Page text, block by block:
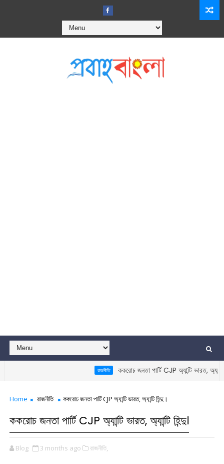
ককরোচ জনতা পার্টি CJP অ্যান্টি ভারত, অ্যান্টি হিন্দু।
Home রাজনীতি ককরোচ জনতা পার্টি CJP অ্যান্টি ভারত, অ্যান্টি হিন্দু।
ককরোচ জনতা পার্টি CJP অ্যান্টি ভারত, অ্যান্টি হিন্দু।
Blog 3 months ago রাজনীতি,